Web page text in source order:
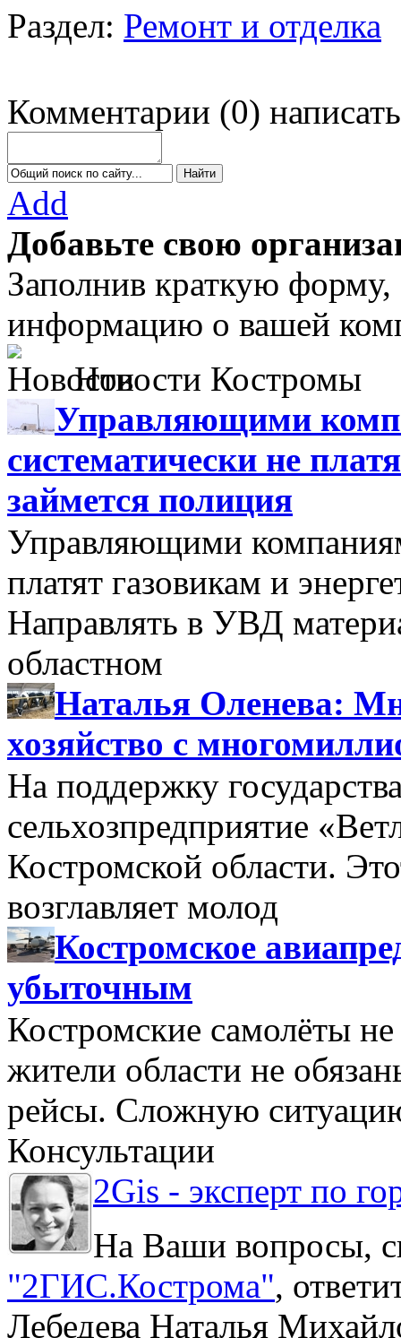
Раздел: Ремонт и отделка
Комментарии (0) написать
Add
Добавьте свою
Заполнив краткую
информацию о вашей
Новости Костромы
Управляющими
систематически не
займется полиция
Управляющими
платят газовикам и
Направлять в УВД
областном
Наталья Оленева:
хозяйство с
На поддержку
сельхозпредприятие
Костромской области.
возглавляет молод
Костромское
убыточным
Костромские самолёты
жители области не
рейсы. Сложную
Консультации
2Gis - эксперт по
На Ваши вопросы,
"2ГИС.Кострома",
Лебедева Наталья